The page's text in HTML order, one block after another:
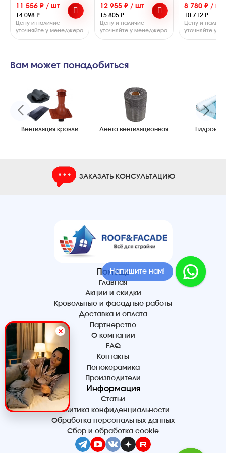
11 556 ₽ / шт
14 098 ₽
Цену и наличие
уточняйте у менеджера
12 955 ₽ / шт
15 805 ₽
Цену и наличие
уточняйте у менеджера
8 780 ₽ / шт
10 712 ₽
Цену и
уточняйте у
Вам может понадобиться
Вентиляция кровли Лента вентиляционная
ЗАКАЗАТЬ КОНСУЛЬТАЦИЮ
Помощь
Главная
Акции и скидки
Кровельные и фасадные работы
Доставка и оплата
Партнерство
О компании
FAQ
Контакты
Пенокерамика
Производители
Информация
Статьи
Политика конфиденциальности
Обработка персональных данных
Сбор и обработка cookie
Напишите нам!